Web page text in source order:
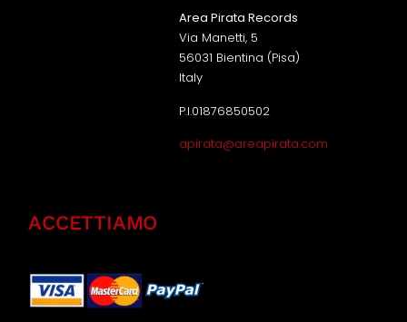
Area Pirata Records
Via Manetti, 5
56031 Bientina (Pisa)
Italy
P.I.01876850502
apirata@areapirata.com
ACCETTIAMO